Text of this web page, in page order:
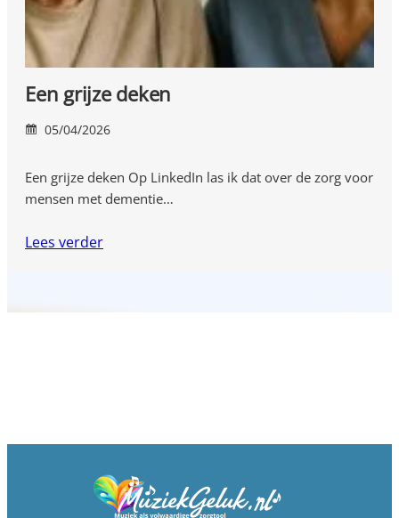
Een grijze deken
05/04/2026
Een grijze deken Op LinkedIn las ik dat over de zorg voor
mensen met dementie…
Lees verder